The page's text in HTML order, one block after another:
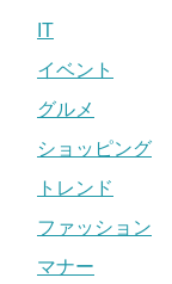
IT
イベント
グルメ
ショッピング
トレンド
ファッション
マナー